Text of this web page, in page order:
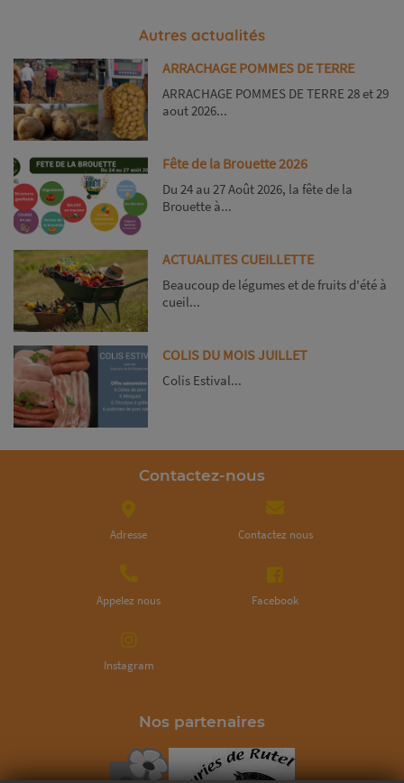
Autres actualités
ARRACHAGE POMMES DE TERRE
ARRACHAGE POMMES DE TERRE 28 et 29
aout 2026...
Fête de la Brouette 2026
Du 24 au 27 Août 2026, la fête de la
Brouette à...
ACTUALITES CUEILLETTE
Beaucoup de légumes et de fruits d'été à
cueil...
COLIS DU MOIS JUILLET
Colis Estival...
Contactez-nous
Adresse Contactez nous
Appelez nous Facebook
Instagram
Nos partenaires